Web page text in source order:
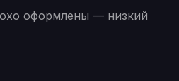
оформлены — низкий